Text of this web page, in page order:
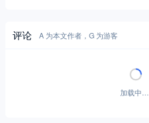
评论 A 为本文作者，G 为游客
加载中…